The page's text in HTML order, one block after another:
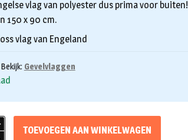
vlag van polyester dus prima voor buiten!
150 x 90 cm.
vlag van Engeland
Gevelvlaggen
TOEVOEGEN AAN WINKELWAGEN